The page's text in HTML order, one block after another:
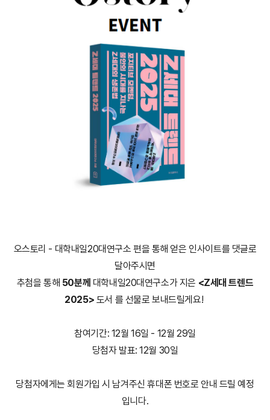
오스토리 - 대학내일20대연구소 편을 통해 얻은 인사이트를 댓글로
달아주시면
추첨을 통해 50분께 대학내일20대연구소가 지은 <Z세대 트렌드
2025> 도서 를 선물로 보내드릴게요!
참여기간: 12월 16일 - 12월 29일
당첨자 발표: 12월 30일
당첨자에게는 회원가입 시 남겨주신 휴대폰 번호로 안내 드릴 예정
입니다.